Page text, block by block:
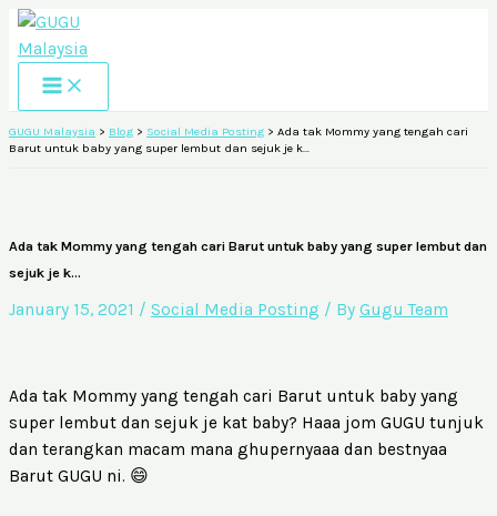
Skip
to
content
GUGU Malaysia > Blog > Social Media Posting > Ada tak Mommy yang tengah cari
Barut untuk baby yang super lembut dan sejuk je k…
Ada tak Mommy yang tengah cari Barut untuk baby yang super lembut dan
sejuk je k…
January 15, 2021 / Social Media Posting / By Gugu Team
Ada tak Mommy yang tengah cari Barut untuk baby yang
super lembut dan sejuk je kat baby? Haaa jom GUGU tunjuk
dan terangkan macam mana ghupernyaaa dan bestnyaa
Barut GUGU ni. 😄
c
o
i
s